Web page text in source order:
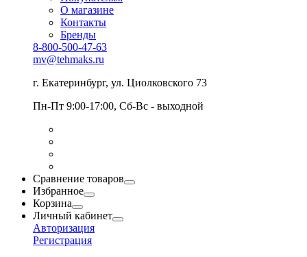
О магазине
Контакты
Бренды
8-800-500-47-63
mv@tehmaks.ru
г. Екатеринбург, ул. Циолковского 73
Пн-Пт 9:00-17:00, Сб-Вс - выходной
Сравнение товаров
Избранное
Корзина
Личный кабинет
Авторизация
Регистрация